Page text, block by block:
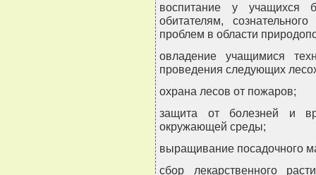
воспитание у учащихся
обитателям,
проблем в области
овладение учащимися
проведения следующих
охрана лесов от пожаров;
защита от болезней и
окружающей среды;
выращивание посадочного
сбор лекарственного